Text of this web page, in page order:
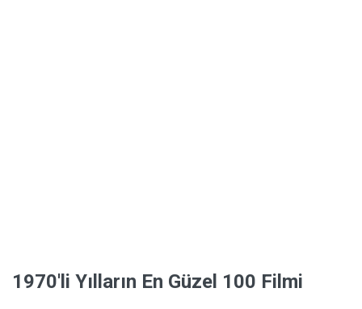
1970'li Yılların En Güzel 100 Filmi